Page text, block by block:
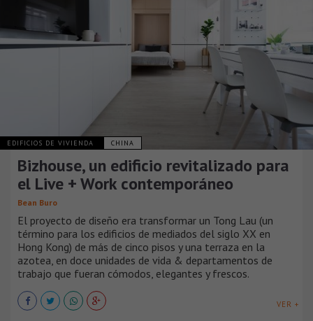
EDIFICIOS DE VIVIENDA CHINA
Bizhouse, un edificio revitalizado para
el Live + Work contemporáneo
Bean Buro
El proyecto de diseño era transformar un Tong Lau (un
término para los edificios de mediados del siglo XX en
Hong Kong) de más de cinco pisos y una terraza en la
azotea, en doce unidades de vida & departamentos de
trabajo que fueran cómodos, elegantes y frescos.
VER +